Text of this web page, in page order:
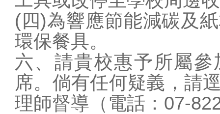
(四)為響應節能減碳及
環保餐具。
六、請貴校惠予所屬
席。倘有任何疑義，請
理師督導（電話：07-